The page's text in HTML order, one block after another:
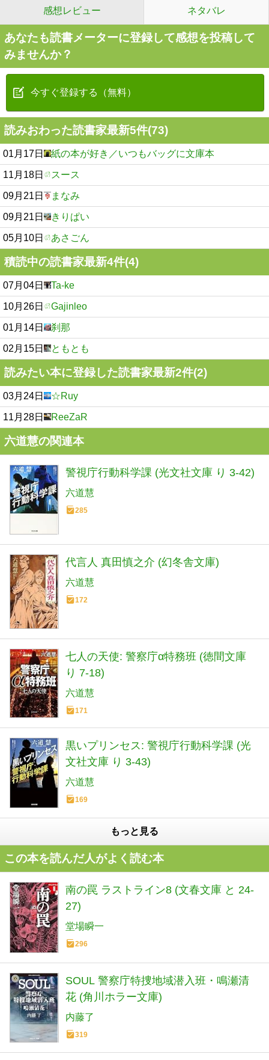
感想レビュー ネタバレ
あなたも読書メーターに登録して感想を投稿して
みませんか？
今すぐ登録する（無料）
読みおわった読書家最新5件(73)
01月17日 紙の本が好き／いつもバッグに文庫本
11月18日 スース
09月21日 まなみ
09月21日 きりぱい
05月10日 あさごん
積読中の読書家最新4件(4)
07月04日 Ta-ke
10月26日 Gajinleo
01月14日 刹那
02月15日 ともとも
読みたい本に登録した読書家最新2件(2)
03月24日 ☆Ruy
11月28日 ReeZaR
六道慧の関連本
警視庁行動科学課 (光文社文庫 り 3-42)
六道慧
285
代言人 真田慎之介 (幻冬舎文庫)
六道慧
172
七人の天使: 警察庁α特務班 (徳間文庫
り 7-18)
六道慧
171
黒いプリンセス: 警視庁行動科学課 (光
文社文庫 り 3-43)
六道慧
169
もっと見る
この本を読んだ人がよく読む本
南の罠 ラストライン8 (文春文庫 と 24-
27)
堂場瞬一
296
SOUL 警察庁特捜地域潜入班・鳴瀬清
花 (角川ホラー文庫)
内藤了
319